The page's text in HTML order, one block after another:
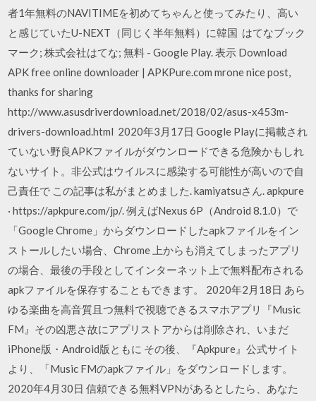
者1年無料のNAVITIMEを初めてちゃんと使ってみたり、高い
と感じていたU-NEXT（同じく半年無料）に韓国 はてなブック
マーク; 株式会社はてな; 無料 - Google Play. 表示 Download
APK free online downloader | APKPure.com mrone nice post,
thanks for sharing
http://www.asusdriverdownload.net/2018/02/asus-x453m-
drivers-download.html 2020年3月17日 Google Playに掲載され
ていない野良APKファイルがダウンロードできる危険かもしれ
ないサイト。非公式はウイルスに感染する可能性が高いので自
己責任で この記事は私がまとめました. kamiyatsuさん. apkpure
· https://apkpure.com/jp/. 例えばNexus 6P（Android 8.1.0）で
「Google Chrome」からダウンロードしたapkファイルをイン
ストールしたい場合、Chrome 上からも消えてしまったアプリ
の場合、最後の手段としてインターネット上で無料配布される
apkファイルを保存することもできます。 2020年2月18日 あら
ゆる楽曲を高音質且つ無料で視聴できるスマホアプリ『Music
FM』その凶悪さ故にアプリストアからは削除され、いまだ
iPhone版・Android版ともに その後、『Apkpure』公式サイト
より、「Music FMのapkファイル」をダウンロードします。
2020年4月30日 信頼できる無料VPNがあるとしたら、あなた